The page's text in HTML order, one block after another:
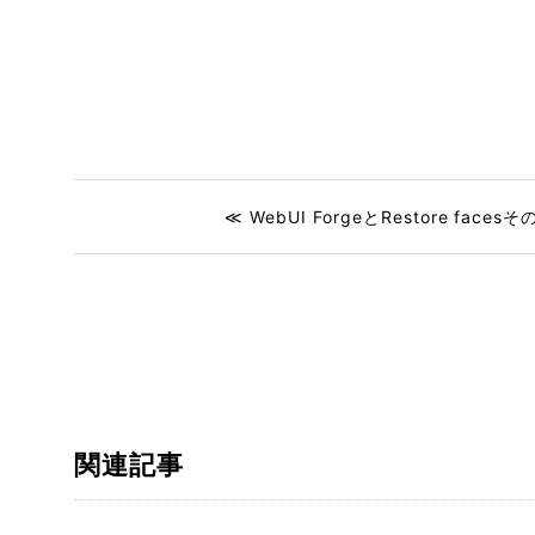
≪ WebUI ForgeとRestore facesそ
関連記事